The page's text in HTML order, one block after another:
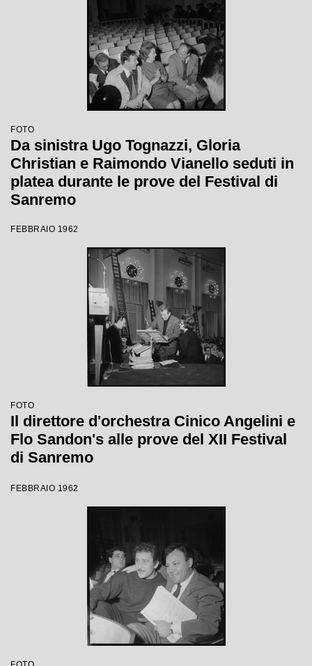
FOTO
Da sinistra Ugo Tognazzi, Gloria
Christian e Raimondo Vianello seduti in
platea durante le prove del Festival di
Sanremo
FEBBRAIO 1962
FOTO
Il direttore d'orchestra Cinico Angelini e
Flo Sandon's alle prove del XII Festival
di Sanremo
FEBBRAIO 1962